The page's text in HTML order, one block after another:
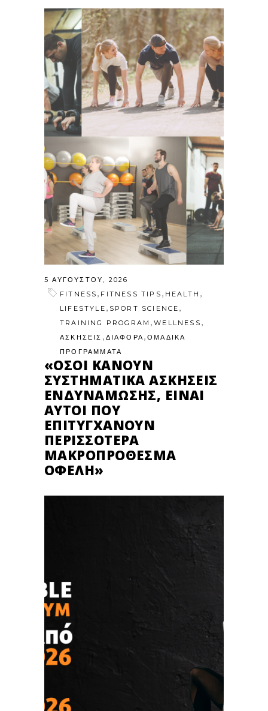
5 ΑΥΓΟΎΣΤΟΥ, 2026
FITNESS
FITNESS TIPS HEALTH
LIFESTYLE SPORT SCIENCE
TRAINING PROGRAM ,WELLNESS
ΑΣΚΗΣΕΙΣ ΔΙΑΦΟΡΑ ,ΟΜΑΔΙΚΑ
ΠΡΟΓΡΑΜΜΑΤΑ
«ΌΣΟΙ ΚΆΝΟΥΝ
ΣΥΣΤΗΜΑΤΙΚΆ ΑΣΚΉΣΕΙΣ
ΕΝΔΥΝΆΜΩΣΗΣ, ΕΊΝΑΙ
ΑΥΤΟΊ ΠΟΥ
ΕΠΙΤΥΓΧΆΝΟΥΝ
ΠΕΡΙΣΣΌΤΕΡΑ
ΜΑΚΡΟΠΡΌΘΕΣΜΑ
ΟΦΈΛΗ»